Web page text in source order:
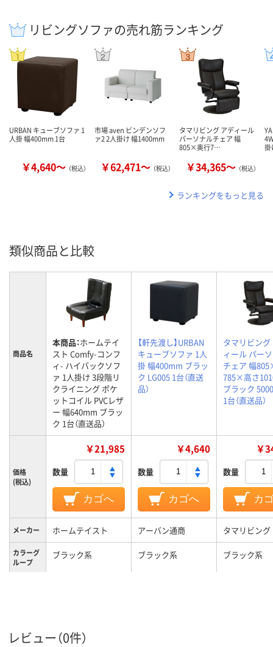
リビングソファの売れ筋ランキング
URBAN キューブソファ 1
人掛 幅400mm 1台
￥4,640～ （税込）
市場 aven ビンデンソフ
ァ2 2人掛け 幅1400mm
￥62,471～ （税込）
タマリビング アディール
パーソナルチェア 幅
805×奥行7…
￥34,365～ （税込）
ランキングをもっと見る
類似商品と比較
商品名
本商品：ホームテイ
スト Comfy-コンフ
ィ- ハイバックソフ
ァ 1人掛け 3段階リ
クライニング ポケ
ットコイル PVCレザ
ー 幅640mm ブラッ
ク 1台（直送品）
【軒先渡し】URBAN
キューブソファ 1人
掛 幅400mm ブラッ
ク LG005 1台（直送
品）
タマリビング
ィール パー
チェア 幅
785×高さ
ブラック
1台（直送品）
価格
(税込)
￥21,985
数量
カゴへ
￥4,640
数量
カゴへ
￥
数量
カ
メーカー ホームテイスト アーバン通商 タマリビング
カラーグ
ループ
ブラック系 ブラック系 ブラック系
レビュー（0件）